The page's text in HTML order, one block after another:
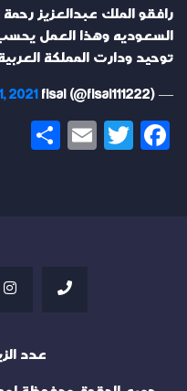
رافقو الملك عبدالعزيز رحمة
السعوديه وهذا العمل
توحيد ودارت المملكة
— fisal (@fisal111222)
2021
Facebook
Twitter
Email
عدد